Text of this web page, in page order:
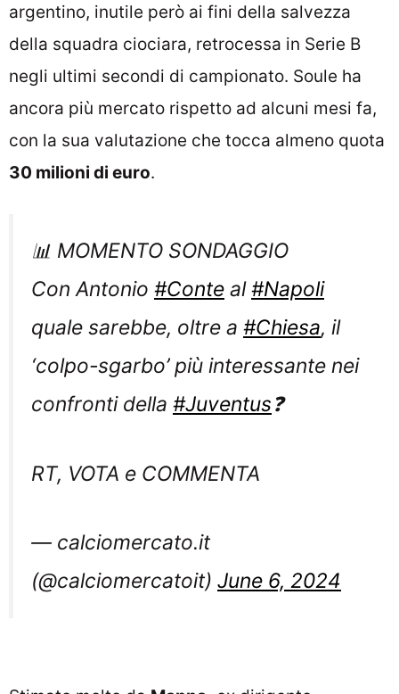
argentino, inutile però ai fini della salvezza
della squadra ciociara, retrocessa in Serie B
negli ultimi secondi di campionato. Soule ha
ancora più mercato rispetto ad alcuni mesi fa,
con la sua valutazione che tocca almeno quota
30 milioni di euro.
📊 MOMENTO SONDAGGIO
Con Antonio #Conte al#Napoli
quale sarebbe, oltre a #Chiesa, il
‘colpo-sgarbo’ più interessante nei
confronti della #Juventus❓
RT, VOTA e COMMENTA
— calciomercato.it
(@calciomercatoit) June 6, 2024